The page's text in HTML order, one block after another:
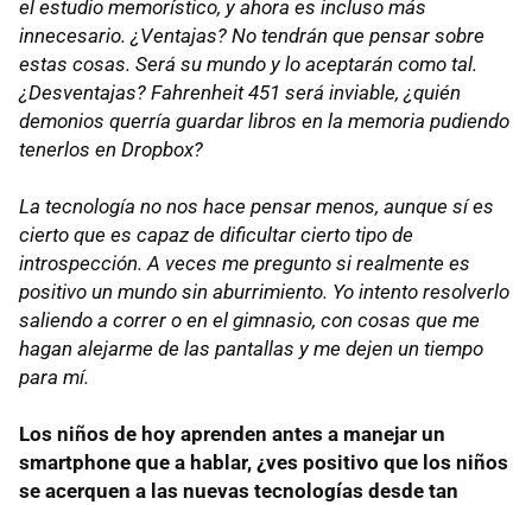
el estudio memorístico, y ahora es incluso más
innecesario. ¿Ventajas? No tendrán que pensar sobre
estas cosas. Será su mundo y lo aceptarán como tal.
¿Desventajas? Fahrenheit 451 será inviable, ¿quién
demonios querría guardar libros en la memoria pudiendo
tenerlos en Dropbox?
La tecnología no nos hace pensar menos, aunque sí es
cierto que es capaz de dificultar cierto tipo de
introspección. A veces me pregunto si realmente es
positivo un mundo sin aburrimiento. Yo intento resolverlo
saliendo a correr o en el gimnasio, con cosas que me
hagan alejarme de las pantallas y me dejen un tiempo
para mí.
Los niños de hoy aprenden antes a manejar un
smartphone que a hablar, ¿ves positivo que los niños
se acerquen a las nuevas tecnologías desde tan